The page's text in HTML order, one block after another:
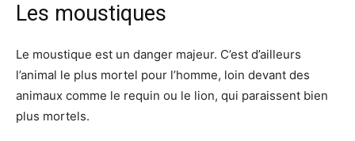
Les moustiques
Le moustique est un danger majeur. C’est d’ailleurs
l’animal le plus mortel pour l’homme, loin devant des
animaux comme le requin ou le lion, qui paraissent bien
plus mortels.